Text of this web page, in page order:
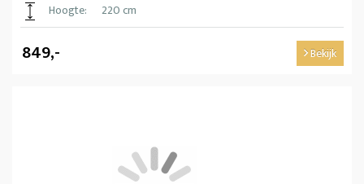
Hoogte:
220 cm
849,- Bekijk